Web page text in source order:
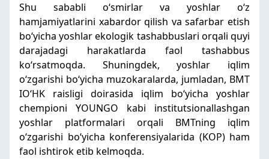
Shu sababli oʻsmirlar va yoshlar oʻz
hamjamiyatlarini xabardor qilish va safarbar etish
boʻyicha yoshlar ekologik tashabbuslari orqali quyi
darajadagi harakatlarda faol tashabbus
koʻrsatmoqda. Shuningdek, yoshlar iqlim
oʻzgarishi boʻyicha muzokaralarda, jumladan, BMT
IOʻHK raisligi doirasida iqlim boʻyicha yoshlar
chempioni YOUNGO kabi institutsionallashgan
yoshlar platformalari orqali BMTning iqlim
oʻzgarishi boʻyicha konferensiyalarida (KOP) ham
faol ishtirok etib kelmoqda.